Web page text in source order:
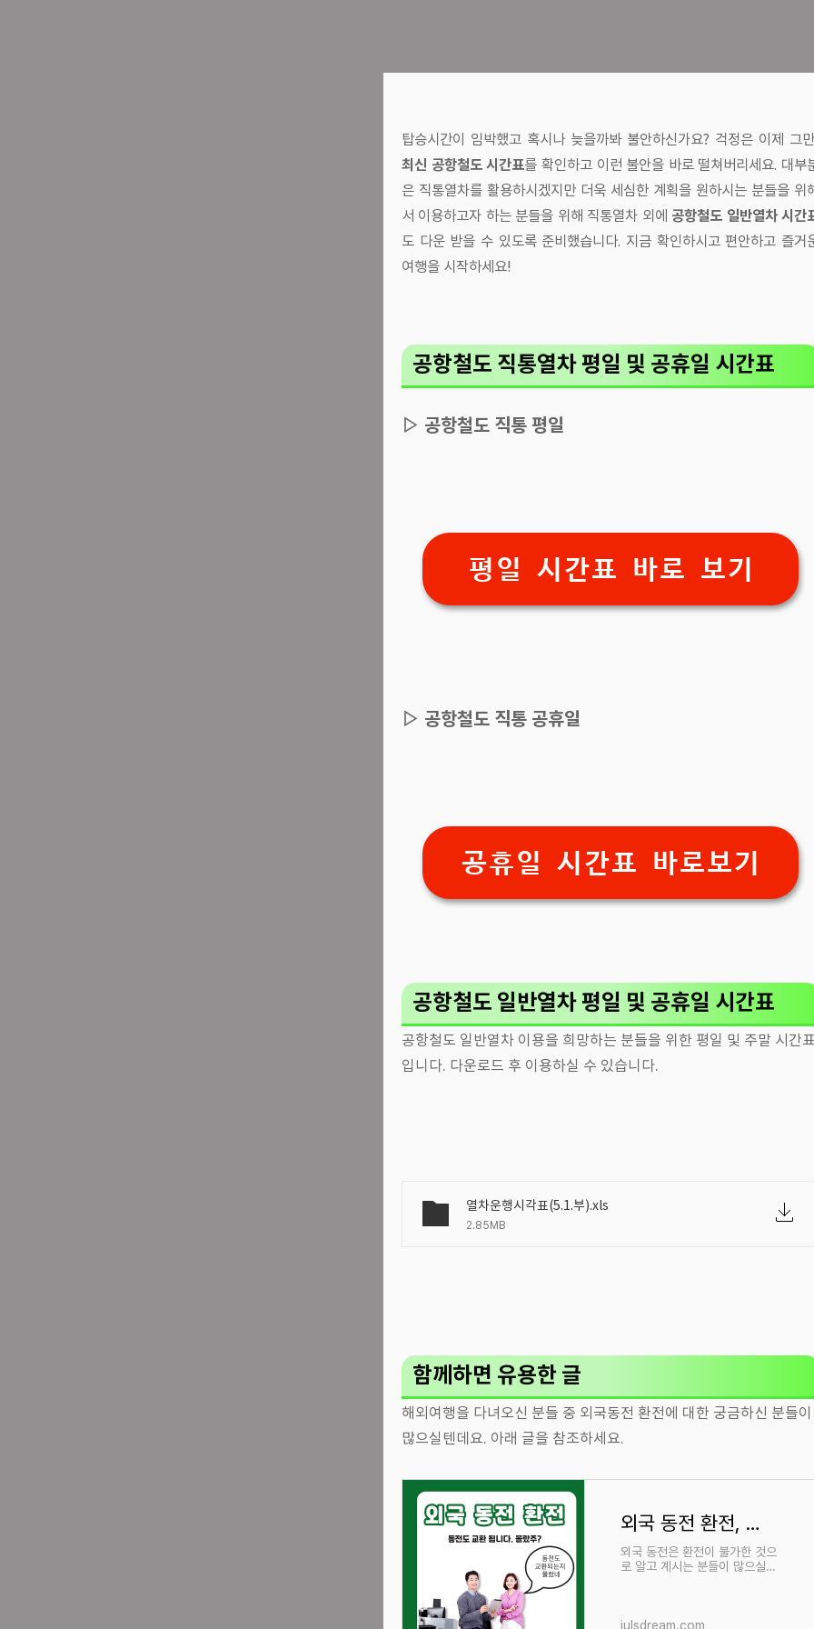
탑승시간이 임박했고 혹시나 늦을까봐 불안하신가요? 걱정은 이제 그
최신 공항철도 시간표를 확인하고 이런 불안을 바로 떨쳐버리세요. 대부
은 직통열차를 활용하시겠지만 더욱 세심한 계획을 원하시는 분들을 위
서 이용하고자 하는 분들을 위해 직통열차 외에 공항철도 일반열차 시간
도 다운 받을 수 있도록 준비했습니다. 지금 확인하시고 편안하고 즐거
여행을 시작하세요!
공항철도 직통열차 평일 및 공휴일 시간표
▷ 공항철도 직통 평일
평일 시간표 바로 보기
▷ 공항철도 직통 공휴일
공휴일 시간표 바로보기
공항철도 일반열차 평일 및 공휴일 시간표
공항철도 일반열차 이용을 희망하는 분들을 위한 평일 및 주말 시간
입니다. 다운로드 후 이용하실 수 있습니다.
열차운행시각표(5.1.부).xls
2.85MB
함께하면 유용한 글
해외여행을 다녀오신 분들 중 외국동전 환전에 대한 궁금하신 분들이
많으실텐데요. 아래 글을 참조하세요.
외국 동전 환전, 교환, 처리하기_ 이렇게 쉬울 수가~!
외국 동전은 환전이 불가한 것으
로 알고 계시는 분들이 많으실
다. 집에 쌓여가는 외국 동전의
julsdream.com